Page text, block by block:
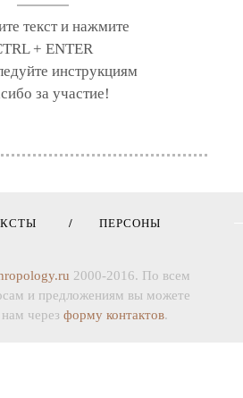
текст и нажмите
+ ENTER
инструкциям
за участие!
ПЕРСОНЫ
2000-2016. По всем
и предложениям вы можете
через форму контактов.